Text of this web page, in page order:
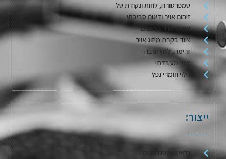
טמפרטורה, לחות ונקודת טל
זיהום אויר ודיגום סביבתי
איכות אויר במבנים
ציוד בקרת מיזוג אויר
זרימה, לחץ וגובה
ציוד מעבדתי
גילוי חומרי נפץ
ייצור:
גלאי גז סטנדרטים